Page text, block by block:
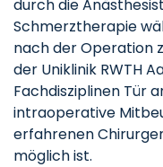
durch die
Schmerztherapie
nach der Operation
der Uniklinik RWTH
Fachdisziplinen Tür
intraoperative
erfahrenen
möglich ist.